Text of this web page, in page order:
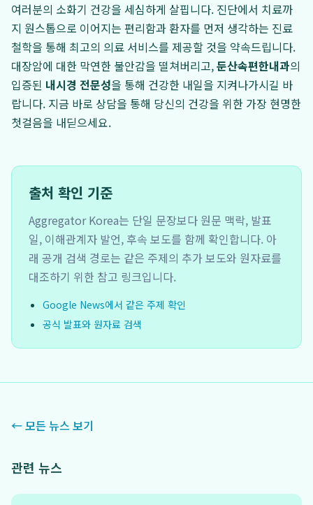
여러분의 소화기 건강을 세심하게 살핍니다. 진단에서 치료까
지 원스톱으로 이어지는 편리함과 환자를 먼저 생각하는 진료
철학을 통해 최고의 의료 서비스를 제공할 것을 약속드립니다.
대장암에 대한 막연한 불안감을 떨쳐버리고,둔산속편한내과의
입증된 내시경 전문성을 통해 건강한 내일을 지켜나가시길 바
랍니다. 지금 바로 상담을 통해 당신의 건강을 위한 가장 현명한
첫걸음을 내딛으세요.
출처 확인 기준
Aggregator Korea는 단일 문장보다 원문 맥락, 발표
일, 이해관계자 발언, 후속 보도를 함께 확인합니다. 아
래 공개 검색 경로는 같은 주제의 추가 보도와 원자료를
대조하기 위한 참고 링크입니다.
Google News에서 같은 주제 확인
공식 발표와 원자료 검색
← 모든 뉴스 보기
관련 뉴스